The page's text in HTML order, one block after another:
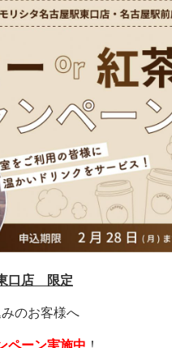
口店 限定
のお客様へ
ペーン実施中 ！